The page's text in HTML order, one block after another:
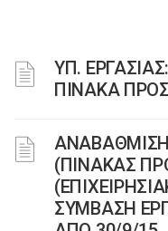
ΥΠ.
ΠΙΝΑΚΑ
(ΠΙΝΑΚΑΣ
ΣΥΜΒΑΣΗ